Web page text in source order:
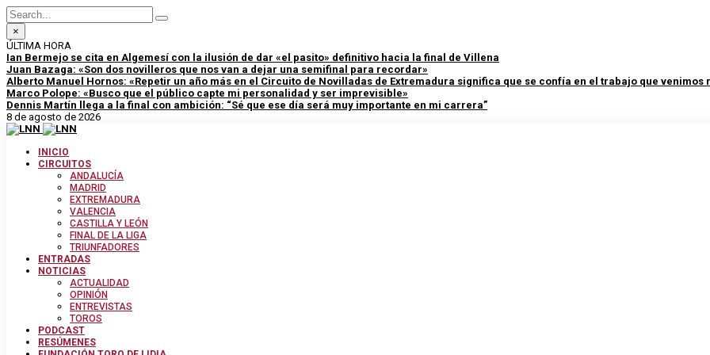
×
ÚLTIMA HORA
Ian Bermejo se cita en Algemesí con la ilusión de dar «el pasito» definitivo hacia la final de Villena
Juan Bazaga: «Son dos novilleros que nos van a dejar una semifinal para recordar»
Alberto Manuel Hornos: «Repetir un año más en el Circuito de Novilladas de Extremadura significa que se confía en el trabajo que venimos
Marco Polope: «Busco que el público capte mi personalidad y ser imprevisible»
Dennis Martín llega a la final con ambición: “Sé que ese día será muy importante en mi carrera”
8 de agosto de 2026
INICIO
CIRCUITOS
ANDALUCÍA
MADRID
EXTREMADURA
VALENCIA
CASTILLA Y LEÓN
FINAL DE LA LIGA
TRIUNFADORES
ENTRADAS
NOTICIAS
ACTUALIDAD
OPINIÓN
ENTREVISTAS
TOROS
PODCAST
RESÚMENES